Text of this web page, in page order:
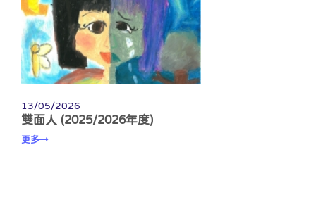
13/05/2026
雙面人 (2025/2026年度)
更多